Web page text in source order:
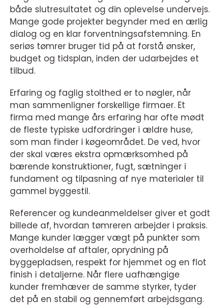
både slutresultatet og din oplevelse undervejs.
Mange gode projekter begynder med en ærlig
dialog og en klar forventningsafstemning. En
seriøs tømrer bruger tid på at forstå ønsker,
budget og tidsplan, inden der udarbejdes et
tilbud.
Erfaring og faglig stolthed er to nøgler, når
man sammenligner forskellige firmaer. Et
firma med mange års erfaring har ofte mødt
de fleste typiske udfordringer i ældre huse,
som man finder i køgeområdet. De ved, hvor
der skal væres ekstra opmærksomhed på
bærende konstruktioner, fugt, sætninger i
fundament og tilpasning af nye materialer til
gammel byggestil.
Referencer og kundeanmeldelser giver et godt
billede af, hvordan tømreren arbejder i praksis.
Mange kunder lægger vægt på punkter som
overholdelse af aftaler, oprydning på
byggepladsen, respekt for hjemmet og en flot
finish i detaljerne. Når flere uafhængige
kunder fremhæver de samme styrker, tyder
det på en stabil og gennemført arbejdsgang.